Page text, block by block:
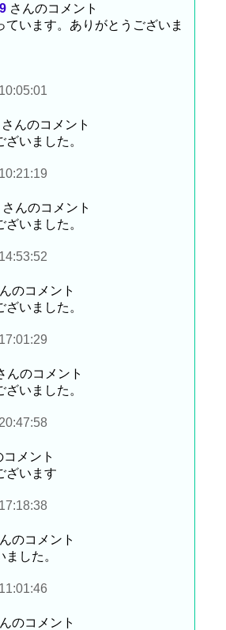
さんのコメント
ています。ありがとうございま
さんのコメント
いました。
さんのコメント
いました。
のコメント
いました。
んのコメント
いました。
コメント
ざいます
のコメント
した。
のコメント